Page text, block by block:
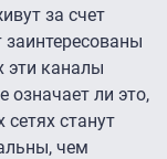
за счет
заинтересованы
эти каналы
означает ли это,
станут
чем